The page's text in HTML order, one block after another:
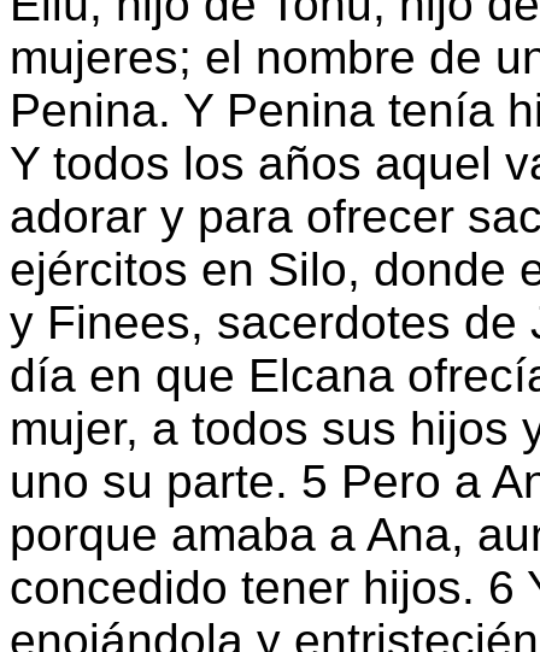
mujeres; el nombre de
Penina. Y Penina tenía
Y todos los años aquel
adorar y para ofrecer
ejércitos en Silo, donde
y Finees, sacerdotes de
día en que Elcana
mujer, a todos sus hijos
uno su parte. 5 Pero a
porque amaba a Ana,
concedido tener hijos. 6
enojándola y